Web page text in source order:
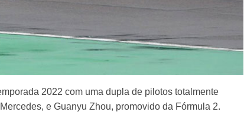
2022 com uma dupla de pilotos totalmente
e Guanyu Zhou, promovido da Fórmula 2.